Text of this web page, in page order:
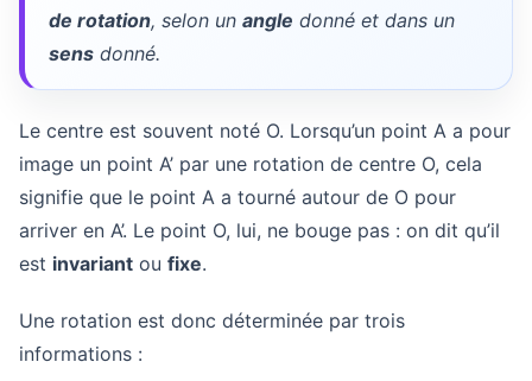
de rotation, selon un angle donné et dans un
sens donné.
Le centre est souvent noté O. Lorsqu’un point A a pour
image un point A’ par une rotation de centre O, cela
signifie que le point A a tourné autour de O pour
arriver en A’. Le point O, lui, ne bouge pas : on dit qu’il
est invariant ou fixe.
Une rotation est donc déterminée par trois
informations :